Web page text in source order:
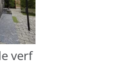
verf